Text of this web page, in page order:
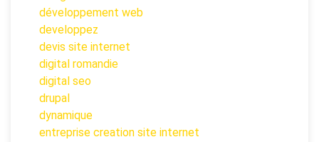
développement web
developpez
devis site internet
digital romandie
digital seo
drupal
dynamique
entreprise creation site internet